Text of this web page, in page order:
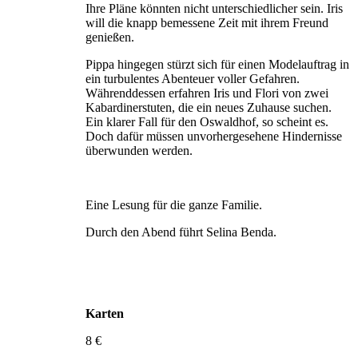
Ihre Pläne könnten nicht unterschiedlicher sein. Iris
will die knapp bemessene Zeit mit ihrem Freund
genießen.
Pippa hingegen stürzt sich für einen Modelauftrag in
ein turbulentes Abenteuer voller Gefahren.
Währenddessen erfahren Iris und Flori von zwei
Kabardinerstuten, die ein neues Zuhause suchen.
Ein klarer Fall für den Oswaldhof, so scheint es.
Doch dafür müssen unvorhergesehene Hindernisse
überwunden werden.
Eine Lesung für die ganze Familie.
Durch den Abend führt Selina Benda.
Karten
8 €